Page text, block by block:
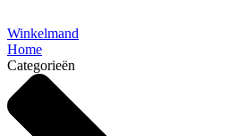
Winkelmand
Home
Categorieën